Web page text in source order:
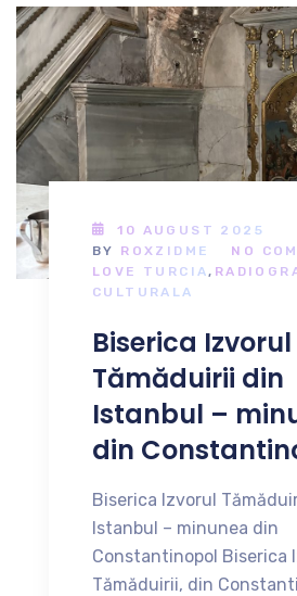
10 AUGUST 2025
BY ROXZIDME
NO
LOVE TURCIA ,
CULTURALA
Biserica Izvorul
Tămăduirii din
Istanbul –
din
Biserica Izvorul
Istanbul – minunea din
Constantinopol Biserica
Tămăduirii, din